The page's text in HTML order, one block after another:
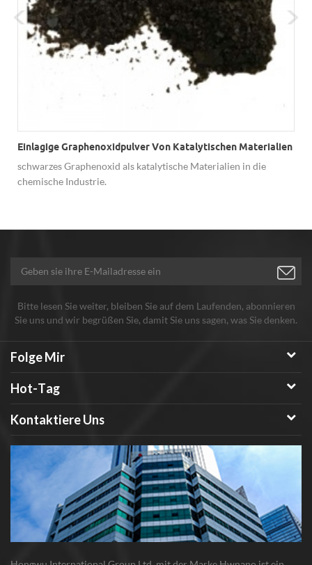
Einlagige Graphenoxidpulver Von Katalytischen Materialien
schwarzes Graphenoxid als katalytische Materialien in die
chemische Industrie.
Bitte lesen Sie weiter, bleiben Sie auf dem Laufenden, abonnieren
Sie uns und wir begrüßen Sie, damit Sie uns sagen, was Sie denken.
Folge Mir
Hot-Tag
Kontaktiere Uns